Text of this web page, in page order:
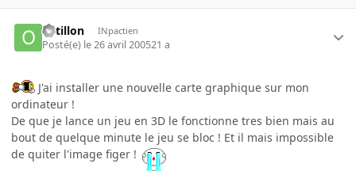
Ortillon INpactien
Posté(e) le 26 avril 200521 a
J'ai installer une nouvelle carte graphique sur mon
ordinateur !
De que je lance un jeu en 3D le fonctionne tres bien mais au
bout de quelque minute le jeu se bloc ! Et il mais impossible
de quiter l'image figer !